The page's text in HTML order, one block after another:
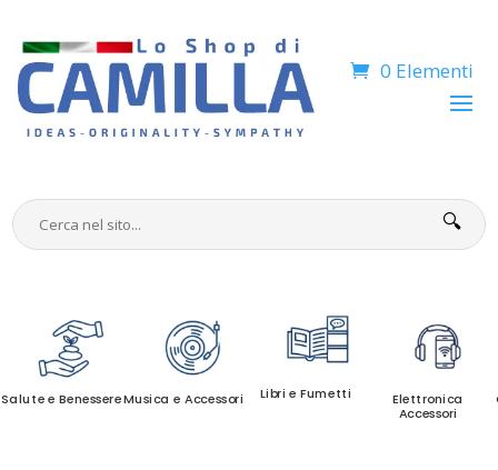
0 Elementi
🔍
Salute e BenessereMusica e Accessori Libri e Fumetti
Elettronica
Accessori